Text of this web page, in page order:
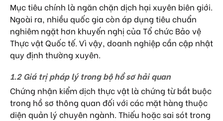
Mục tiêu chính là ngăn chặn dịch hại xuyên biên giới.
Ngoài ra, nhiều quốc gia còn áp dụng tiêu chuẩn
nghiêm ngặt hơn khuyến nghị của Tổ chức Bảo vệ
Thực vật Quốc tế. Vì vậy, doanh nghiệp cần cập nhật
quy định thường xuyên.
1.2 Giá trị pháp lý trong bộ hồ sơ hải quan
Chứng nhận kiểm dịch thực vật là chứng từ bắt buộc
trong hồ sơ thông quan đối với các mặt hàng thuộc
diện quản lý chuyên ngành. Thiếu hoặc sai sót trong